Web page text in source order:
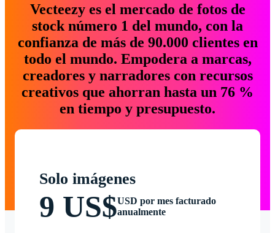
Vecteezy es el mercado de fotos de
stock número 1 del mundo, con la
confianza de más de 90.000 clientes en
todo el mundo. Empodera a marcas,
creadores y narradores con recursos
creativos que ahorran hasta un 76 %
en tiempo y presupuesto.
Solo imágenes
9 US$USD por mes facturado
anualmente